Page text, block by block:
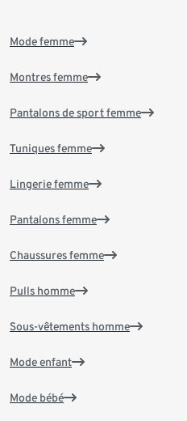
Mode femme
Montres femme
Pantalons de sport femme
Tuniques femme
Lingerie femme
Pantalons femme
Chaussures femme
Pulls homme
Sous-vêtements homme
Mode enfant
Mode bébé